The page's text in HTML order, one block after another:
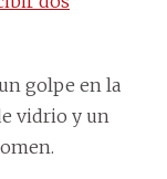
golpe en la
vidrio y un